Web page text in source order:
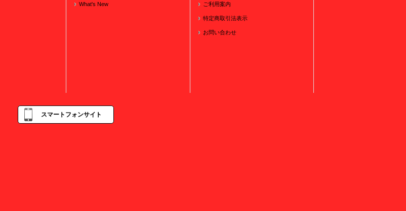
What's New ご利用案内
特定商取引法表示
お問い合わせ
スマートフォンサイト